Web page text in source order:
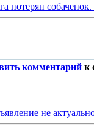
потерян
комментарий к
не